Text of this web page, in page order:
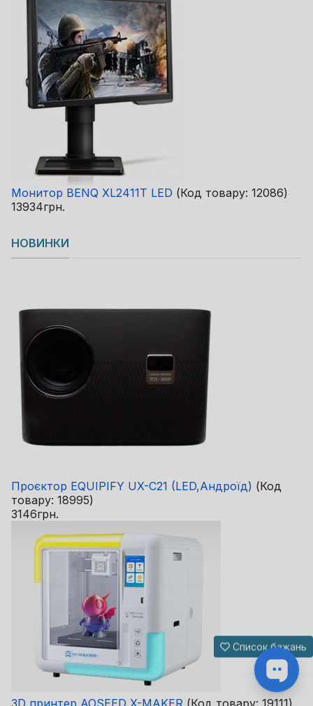
Монитор BENQ XL2411T LED (Код товару: 12086)
13934грн.
НОВИНКИ
Проєктор EQUIPIFY UX-C21 (LED,Андроїд) (Код
товару: 18995)
3146грн.
3D принтер AOSEED X-MAKER (Код товару: 19111)
Список бажань